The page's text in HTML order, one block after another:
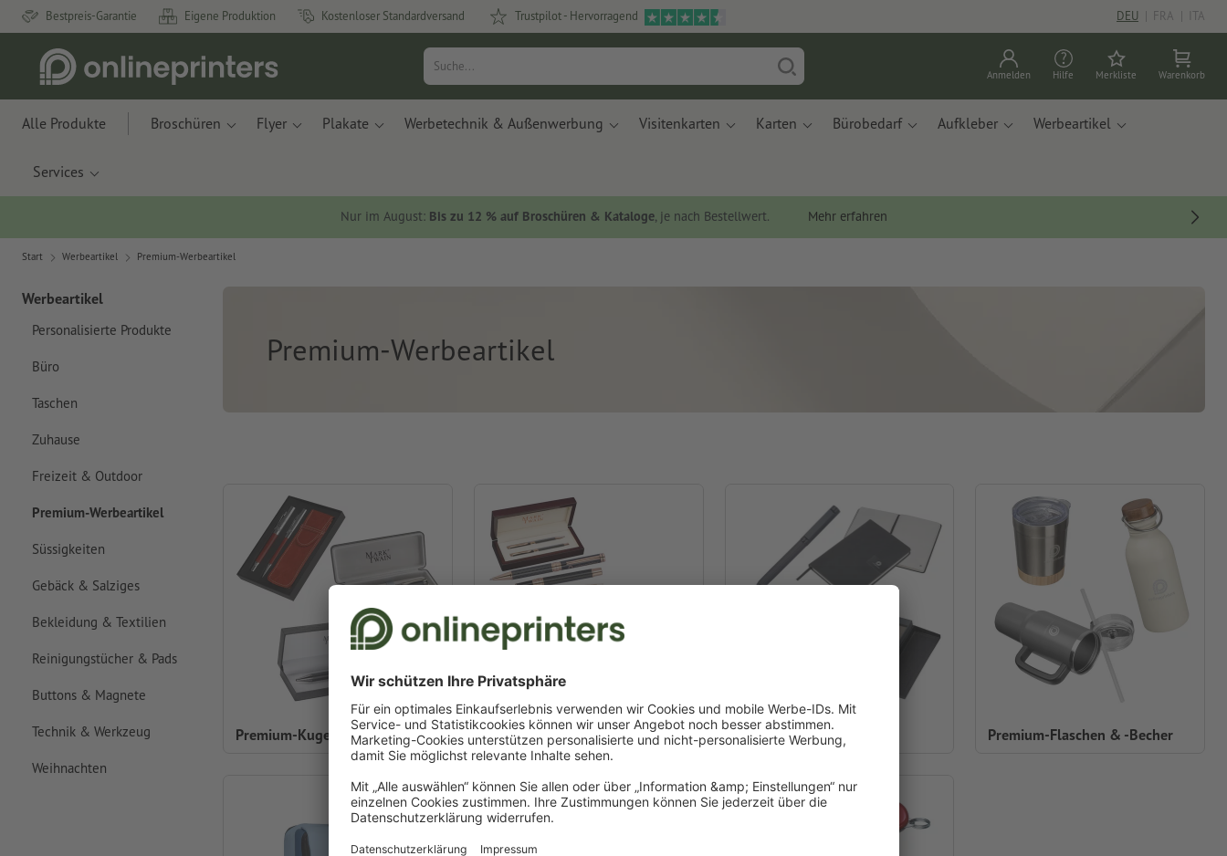
Bestpreis-Garantie Eigene Produktion Kostenloser Standardversand Trustpilot - Hervorragend DEU | FRA | ITA
Anmelden Hilfe Merkliste Warenkorb
Alle Produkte Broschüren Flyer Plakate Werbetechnik & Außenwerbung Visitenkarten Karten Bürobedarf Aufkleber Werbeartikel
Services
Nur im August: Bis zu 12 % auf Broschüren & Kataloge, je nach Bestellwert. Mehr erfahren
Start Werbeartikel Premium-Werbeartikel
Werbeartikel
Personalisierte Produkte
Büro
Taschen
Zuhause
Freizeit & Outdoor
Premium-Werbeartikel
Süssigkeiten
Gebäck & Salziges
Bekleidung & Textilien
Reinigungstücher & Pads
Buttons & Magnete
Technik & Werkzeug
Weihnachten
Premium-Werbeartikel
Premium-Kugelschreiber Premium-Schreibsets Premium-Notizbücher Premium-Flaschen & -Becher